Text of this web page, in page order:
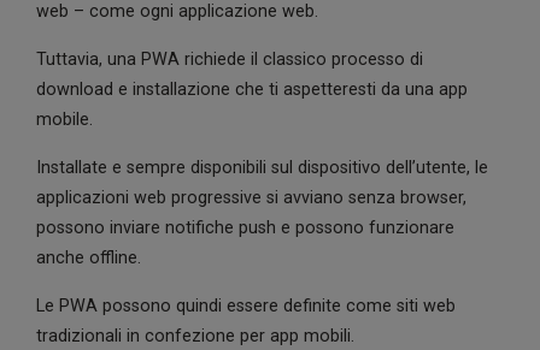
web – come ogni applicazione web.
Tuttavia, una PWA richiede il classico processo di
download e installazione che ti aspetteresti da una app
mobile.
Installate e sempre disponibili sul dispositivo dell’utente, le
applicazioni web progressive si avviano senza browser,
possono inviare notifiche push e possono funzionare
anche offline.
Le PWA possono quindi essere definite come siti web
tradizionali in confezione per app mobili.